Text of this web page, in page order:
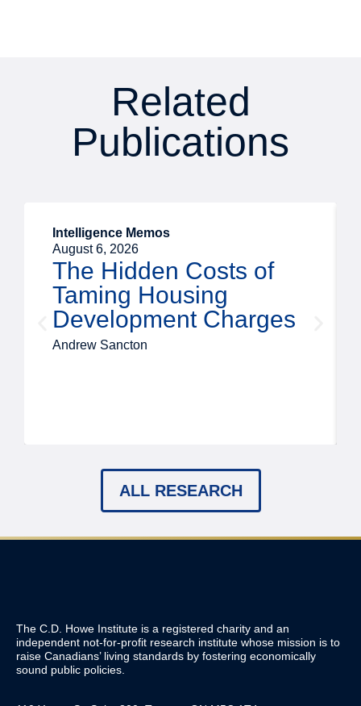
Related
Publications
Intelligence Memos
August 6, 2026
The Hidden Costs of
Taming Housing
Development Charges
Andrew Sancton
ALL RESEARCH
The C.D. Howe Institute is a registered charity and an
independent not-for-profit research institute whose mission is to
raise Canadians’ living standards by fostering economically
sound public policies.